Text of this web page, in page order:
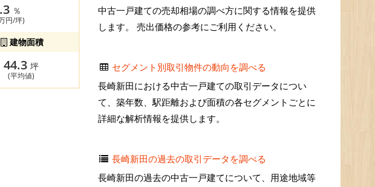
％
円/坪)
建物面積
44.3 坪
(平均値)
中古一戸建ての売却相場の調べ方に関する情報を提供
します。 売出価格の参考にご利用ください。
セグメント別取引物件の動向を調べる
長崎新田における中古一戸建ての取引データについ
て、築年数、駅距離および面積の各セグメントごとに
詳細な解析情報を提供します。
長崎新田の過去の取引データを調べる
長崎新田の過去の中古一戸建てについて、用途地域等